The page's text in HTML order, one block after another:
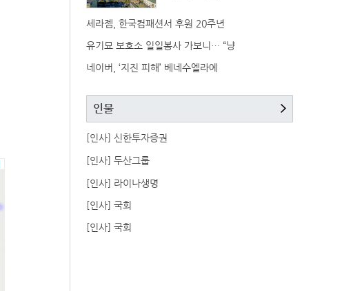
세라젬, 한국컴패션서 후원 20주년
유기묘 보호소 일일봉사 가보니… “냥
네이버, ‘지진 피해’ 베네수엘라에
인물
[인사] 신한투자증권
[인사] 두산그룹
[인사] 라이나생명
[인사] 국회
[인사] 국회